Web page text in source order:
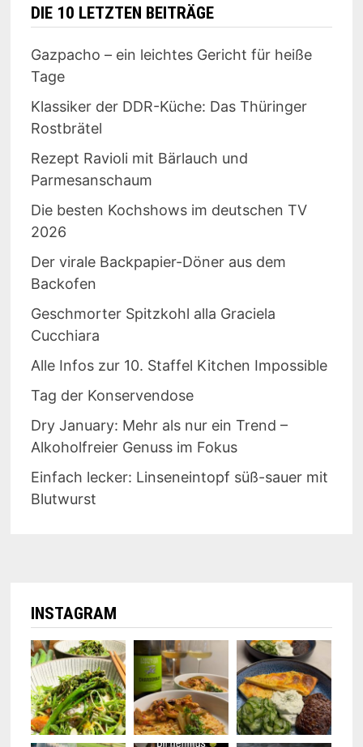
DIE 10 LETZTEN BEITRÄGE
Gazpacho – ein leichtes Gericht für heiße
Tage
Klassiker der DDR-Küche: Das Thüringer
Rostbrätel
Rezept Ravioli mit Bärlauch und
Parmesanschaum
Die besten Kochshows im deutschen TV
2026
Der virale Backpapier-Döner aus dem
Backofen
Geschmorter Spitzkohl alla Graciela
Cucchiara
Alle Infos zur 10. Staffel Kitchen Impossible
Tag der Konservendose
Dry January: Mehr als nur ein Trend –
Alkoholfreier Genuss im Fokus
Einfach lecker: Linseneintopf süß-sauer mit
Blutwurst
INSTAGRAM